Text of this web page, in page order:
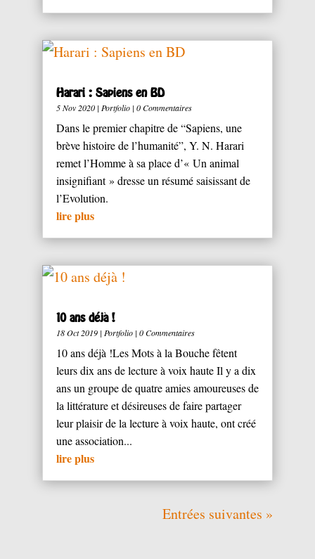
Harari : Sapiens en BD
5 Nov 2020| Portfolio| 0 Commentaires
Dans le premier chapitre de “Sapiens, une
brève histoire de l’humanité”, Y. N. Harari
remet l’Homme à sa place d’« Un animal
insignifiant » dresse un résumé saisissant de
l’Evolution.
lire plus
10 ans déjà !
18 Oct 2019| Portfolio| 0 Commentaires
10 ans déjà !Les Mots à la Bouche fêtent
leurs dix ans de lecture à voix haute Il y a dix
ans un groupe de quatre amies amoureuses de
la littérature et désireuses de faire partager
leur plaisir de la lecture à voix haute, ont créé
une association...
lire plus
Entrées suivantes »